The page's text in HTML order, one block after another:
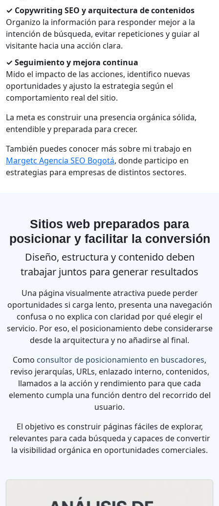
✓ Copywriting SEO y arquitectura de contenidos
Organizo la información para responder mejor a la
intención de búsqueda, evitar repeticiones y guiar al
visitante hacia una acción clara.
✓ Seguimiento y mejora continua
Mido el impacto de las acciones, identifico nuevas
oportunidades y ajusto la estrategia según el
comportamiento real del sitio.
La meta es construir una presencia orgánica sólida,
entendible y preparada para crecer.
También puedes conocer más sobre mi trabajo en
Margetc Agencia SEO Bogotá, donde participo en
estrategias para empresas de distintos sectores.
Sitios web preparados para
posicionar y facilitar la conversión
Diseño, estructura y contenido deben
trabajar juntos para generar resultados
Una página visualmente atractiva puede perder
oportunidades si carga lento, presenta una navegación
confusa o no explica con claridad por qué elegir el
servicio. Por eso, el posicionamiento debe considerarse
desde la arquitectura y no añadirse al final.
Como consultor de posicionamiento en buscadores,
reviso jerarquías, URLs, enlazado interno, contenidos,
llamados a la acción y rendimiento para que cada
elemento cumpla una función dentro del recorrido del
usuario.
El objetivo es construir páginas fáciles de explorar,
relevantes para cada búsqueda y capaces de convertir
la visibilidad orgánica en oportunidades comerciales.